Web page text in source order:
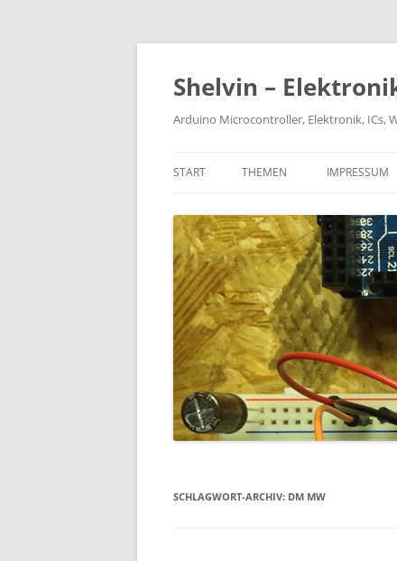
Zum
springen
Shelvin –
Arduino Microcontroller, Elektronik, ICs,
START THEMEN IMPRESSUM
SCHLAGWORT-ARCHIV: DM MW